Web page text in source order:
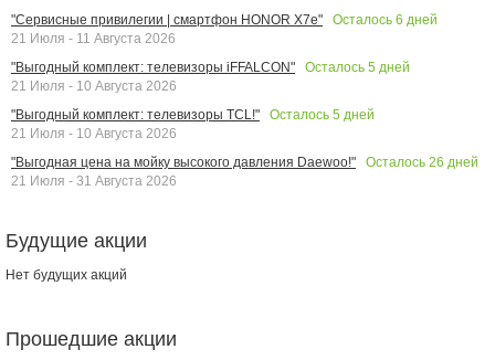
"Сервисные привилегии | смартфон HONOR X7e"
Осталось 6 дней
21 Июля - 11 Августа 2026
"Выгодный комплект: телевизоры iFFALCON"
Осталось 5 дней
21 Июля - 10 Августа 2026
"Выгодный комплект: телевизоры TCL!"
Осталось 5 дней
21 Июля - 10 Августа 2026
"Выгодная цена на мойку высокого давления Daewoo!"
Осталось 26 дней
21 Июля - 31 Августа 2026
Будущие акции
Нет будущих акций
Прошедшие акции